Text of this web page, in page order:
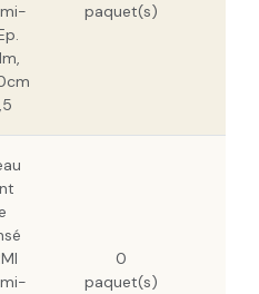
paquet(s)
0
paquet(s)